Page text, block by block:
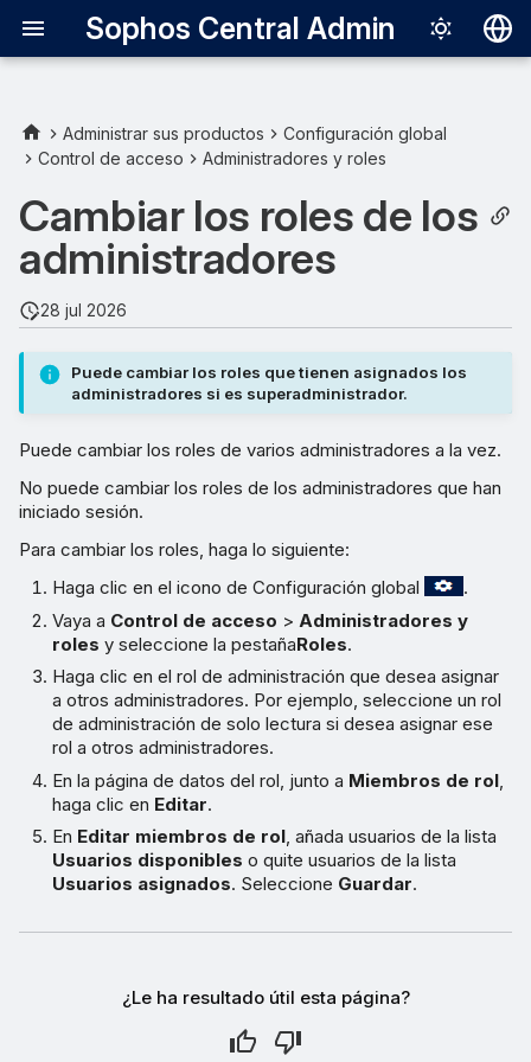
Sophos Central Admin
English
Français
Português
Administrar sus productos
Configuración global
Control de acceso
Administradores y roles
Cambiar los roles de los
administradores
28 jul 2026
Puede cambiar los roles que tienen asignados los
administradores si es superadministrador.
Puede cambiar los roles de varios administradores a la vez.
No puede cambiar los roles de los administradores que han
iniciado sesión.
Para cambiar los roles, haga lo siguiente:
Haga clic en el icono de Configuración global
.
Vaya a Control de acceso > Administradores y
roles y seleccione la pestañaRoles.
Haga clic en el rol de administración que desea asignar
a otros administradores. Por ejemplo, seleccione un rol
de administración de solo lectura si desea asignar ese
rol a otros administradores.
En la página de datos del rol, junto a Miembros de rol
haga clic en Editar.
En Editar miembros de rol, añada usuarios de la lista
Usuarios disponibles o quite usuarios de la lista
Usuarios asignados. Seleccione Guardar.
¿Le ha resultado útil esta página?